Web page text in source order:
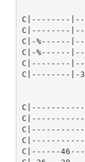
C|--------
C|--------
C|-%------
C|-%------
C|--------
C|--------|-
C|------